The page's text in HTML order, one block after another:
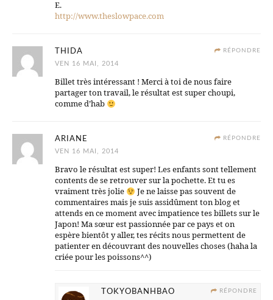
E.
http://www.theslowpace.com
RÉPONDRE
THIDA
VEN 16 MAI, 2014
Billet très intéressant ! Merci à toi de nous faire
partager ton travail, le résultat est super choupi,
comme d’hab
RÉPONDRE
ARIANE
VEN 16 MAI, 2014
Bravo le résultat est super! Les enfants sont tellement
contents de se retrouver sur la pochette. Et tu es
vraiment très jolie
Je ne laisse pas souvent de
commentaires mais je suis assidûment ton blog et
attends en ce moment avec impatience tes billets sur le
Japon! Ma sœur est passionnée par ce pays et on
espère bientôt y aller, tes récits nous permettent de
patienter en découvrant des nouvelles choses (haha la
criée pour les poissons^^)
RÉPONDRE
TOKYOBANHBAO